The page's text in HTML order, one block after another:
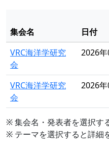
集会名 日付
VRC海洋学研究
会
2026
VRC海洋学研究
会
2026
※ 集会名・発表者を選択す
※ テーマを選択すると詳細